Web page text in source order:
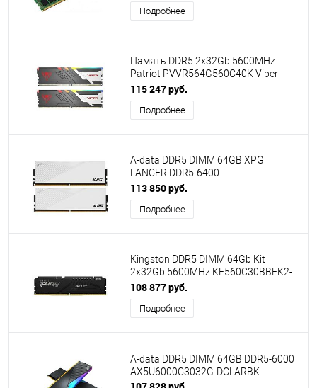
Подробнее
Память DDR5 2x32Gb 5600MHz
Patriot PVVR564G560C40K Viper
Venom RGB RTL Gaming PC5-44800
CL40 DIMM 288-pin 1.35В kit с
радиатором Ret
115 247 руб.
Подробнее
A-data DDR5 DIMM 64GB XPG
LANCER DDR5-6400
AX5U6400C3232G-DCLAWH,CL32,
1.4V K2*32GB WHITE
113 850 руб.
Подробнее
Kingston DDR5 DIMM 64Gb Kit
2x32Gb 5600MHz KF560C30BBEK2-
64
108 877 руб.
Подробнее
A-data DDR5 DIMM 64GB DDR5-6000
AX5U6000C3032G-DCLARBK